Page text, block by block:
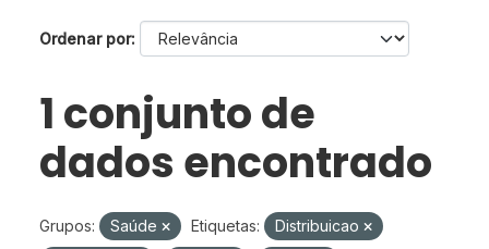
Ordenar por
1 conjunto de
dados encontrado
Grupos: Saúde Etiquetas:
Distribuicao